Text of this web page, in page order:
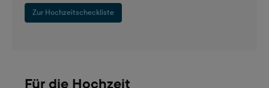
Zur Hochzeitscheckliste
Für die Hochzeit